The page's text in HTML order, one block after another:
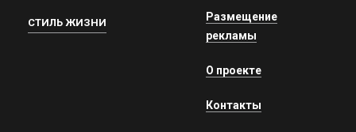
СТИЛЬ ЖИЗНИ
Размещение
рекламы
О проекте
Контакты